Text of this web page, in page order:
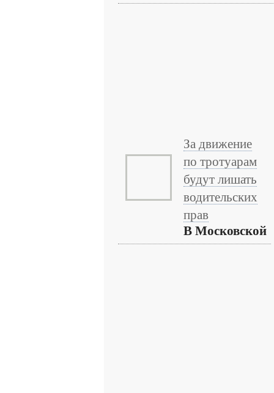
За движение
по тротуарам
будут лишать
водительских
прав
В Московской